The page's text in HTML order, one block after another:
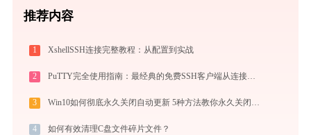
推荐内容
1 XshellSSH连接完整教程：从配置到实战
2 PuTTY完全使用指南：最经典的免费SSH客户端从连接到精通（2026最新）
3 Win10如何彻底永久关闭自动更新 5种方法教你永久关闭win10自动更新
4 如何有效清理C盘文件碎片文件？